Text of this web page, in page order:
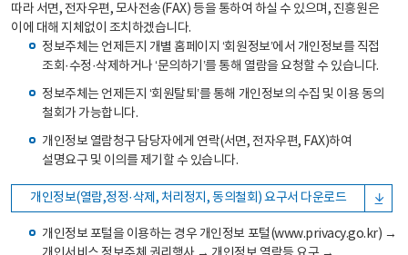
따라 서면, 전자우편, 모사전송(FAX) 등을 통하여 하실 수 있으며, 진흥원은
이에 대해 지체없이 조치하겠습니다.
정보주체는 언제든지 개별 홈페이지 ‘회원정보’에서 개인정보를 직접
조회·수정·삭제하거나 ‘문의하기’를 통해 열람을 요청할 수 있습니다.
정보주체는 언제든지 ‘회원탈퇴’를 통해 개인정보의 수집 및 이용 동의
철회가 가능합니다.
개인정보 열람청구 담당자에게 연락(서면, 전자우편, FAX)하여
설명요구 및 이의를 제기할 수 있습니다.
개인정보(열람,정정·삭제, 처리정지, 동의철회) 요구서 다운로드
개인정보 포털을 이용하는 경우 개인정보 포털(www.privacy.go.kr) →